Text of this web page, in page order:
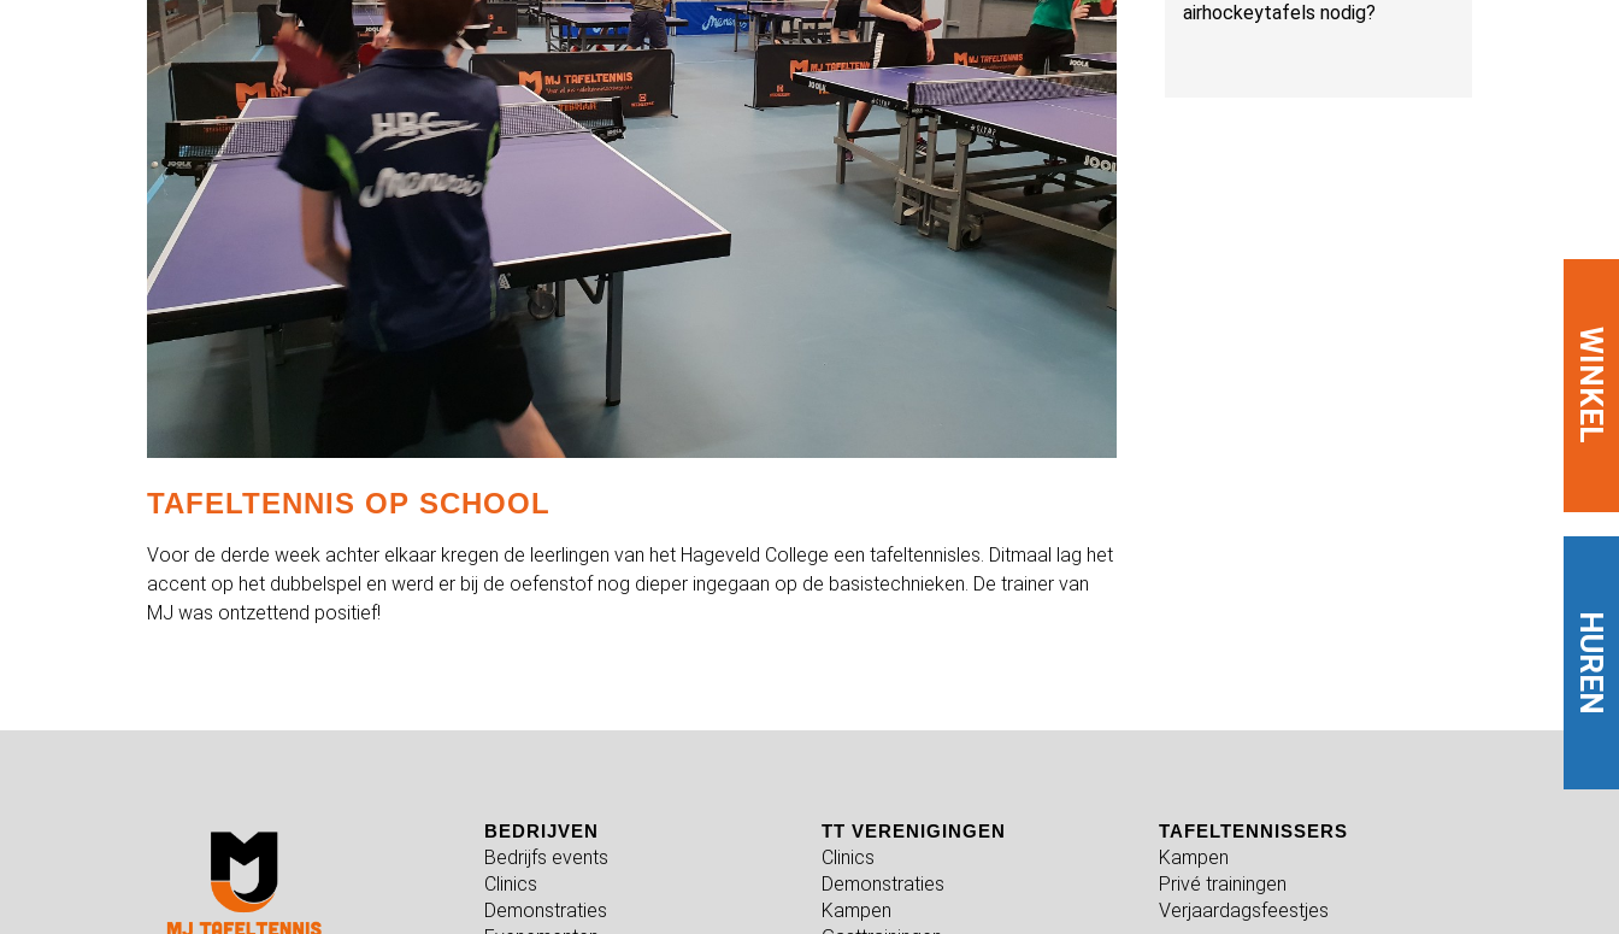
HUREN
WINKEL
TAFELTENNIS OP SCHOOL
Voor de derde week achter elkaar kregen de leerlingen van het Hageveld College een tafeltennisles. Ditmaal lag het
accent op het dubbelspel en werd er bij de oefenstof nog dieper ingegaan op de basistechnieken. De trainer van
MJ was ontzettend positief!
airhockeytafels nodig?
BEDRIJVEN
Bedrijfs events
Clinics
Demonstraties
TT VERENIGINGEN
Clinics
Demonstraties
Kampen
TAFELTENNISSERS
Kampen
Privé trainingen
Verjaardagsfeestjes